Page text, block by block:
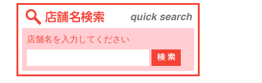
店舗名を入力してください